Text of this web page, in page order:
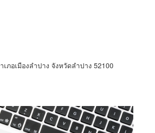
ภอเมืองลำปาง จังหวัดลำปาง 52100